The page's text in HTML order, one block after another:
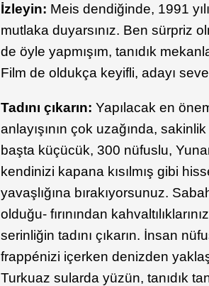
İzleyin: Meis dendiğinde, 1991
mutlaka duyarsınız. Ben sürpriz
de öyle yapmışım, tanıdık
Film de oldukça keyifli, adayı
Tadını çıkarın:Yapılacak en
anlayışının çok uzağında,
başta küçücük, 300 nüfuslu,
kendinizi kapana kısılmış gibi
yavaşlığına bırakıyorsunuz.
olduğu- fırınından
serinliğin tadını çıkarın. İnsan
frappénizi içerken denizden
Turkuaz sularda yüzün, tanıdık